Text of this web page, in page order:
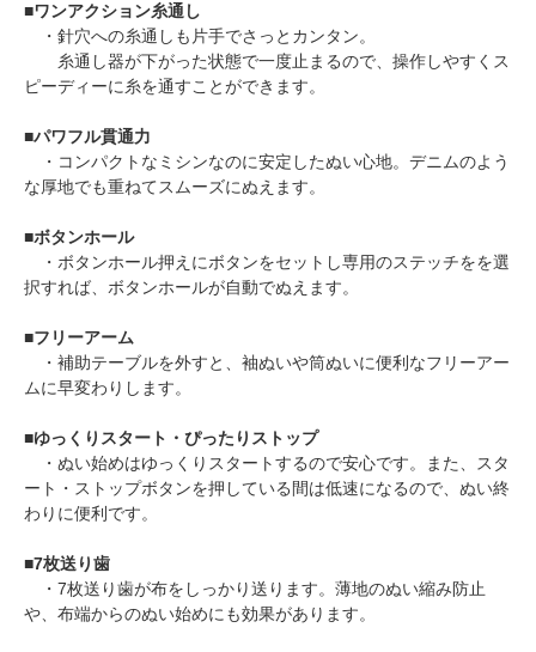
■ワンアクション糸通し
・針穴への糸通しも片手でさっとカンタン。
糸通し器が下がった状態で一度止まるので、操作しやすくス
ピーディーに糸を通すことができます。
■パワフル貫通力
・コンパクトなミシンなのに安定したぬい心地。デニムのよう
な厚地でも重ねてスムーズにぬえます。
■ボタンホール
・ボタンホール押えにボタンをセットし専用のステッチをを選
択すれば、ボタンホールが自動でぬえます。
■フリーアーム
・補助テーブルを外すと、袖ぬいや筒ぬいに便利なフリーアー
ムに早変わりします。
■ゆっくりスタート・ぴったりストップ
・ぬい始めはゆっくりスタートするので安心です。また、スタ
ート・ストップボタンを押している間は低速になるので、ぬい終
わりに便利です。
■7枚送り歯
・7枚送り歯が布をしっかり送ります。薄地のぬい縮み防止
や、布端からのぬい始めにも効果があります。